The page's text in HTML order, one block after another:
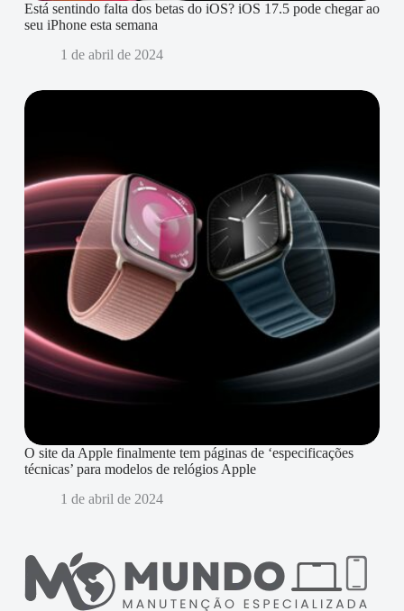
Está sentindo falta dos betas do iOS? iOS 17.5 pode chegar ao
seu iPhone esta semana
1 de abril de 2024
O site da Apple finalmente tem páginas de ‘especificações
técnicas’ para modelos de relógios Apple
1 de abril de 2024